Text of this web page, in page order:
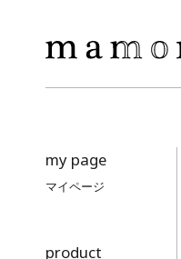
my page
マイページ
product